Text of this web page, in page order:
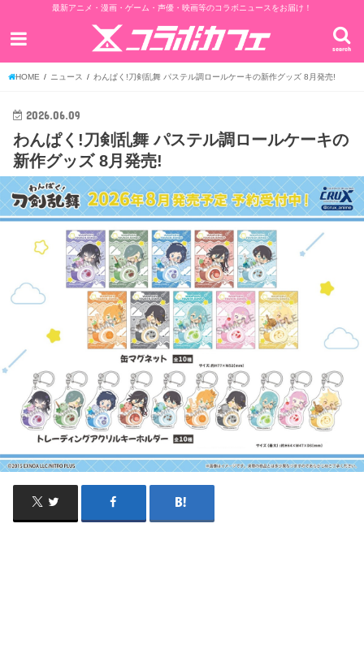
最新アニメ・漫画・ゲーム・声優・映画等のコラボニュースをお届け！
search
HOME ニュース わんぱく​!刀剣乱舞 パステル調ロールケーキの新作グッズ 8月発売!
2026.06.09
わんぱく​!刀剣乱舞 パステル調ロールケーキの
新作グッズ 8月発売!